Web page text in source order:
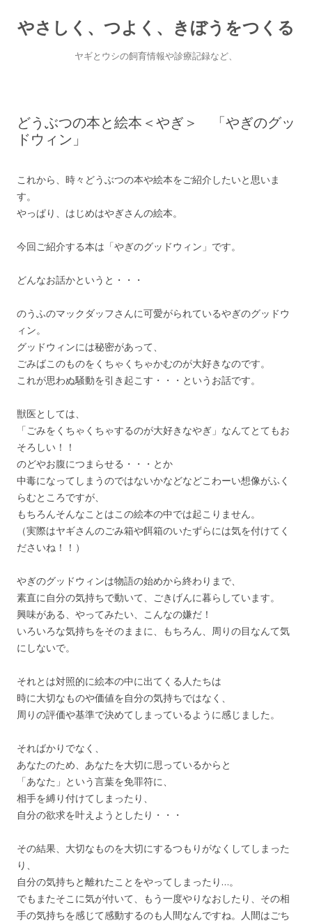
やさしく、つよく、きぼうをつくる
ヤギとウシの飼育情報や診療記録など、
どうぶつの本と絵本＜やぎ＞ 「やぎのグッ
ドウィン」
これから、時々どうぶつの本や絵本をご紹介したいと思いま
す。
やっぱり、はじめはやぎさんの絵本。
今回ご紹介する本は「やぎのグッドウィン」です。
どんなお話かというと・・・
のうふのマックダッフさんに可愛がられているやぎのグッドウ
ィン。
グッドウィンには秘密があって、
ごみばこのものをくちゃくちゃかむのが大好きなのです。
これが思わぬ騒動を引き起こす・・・というお話です。
獣医としては、
「ごみをくちゃくちゃするのが大好きなやぎ」なんてとてもお
そろしい！！
のどやお腹につまらせる・・・とか
中毒になってしまうのではないかなどなどこわーい想像がふく
らむところですが、
もちろんそんなことはこの絵本の中では起こりません。
（実際はヤギさんのごみ箱や餌箱のいたずらには気を付けてく
ださいね！！）
やぎのグッドウィンは物語の始めから終わりまで、
素直に自分の気持ちで動いて、ごきげんに暮らしています。
興味がある、やってみたい、こんなの嫌だ！
いろいろな気持ちをそのままに、もちろん、周りの目なんて気
にしないで。
それとは対照的に絵本の中に出てくる人たちは
時に大切なものや価値を自分の気持ちではなく、
周りの評価や基準で決めてしまっているように感じました。
そればかりでなく、
あなたのため、あなたを大切に思っているからと
「あなた」という言葉を免罪符に、
相手を縛り付けてしまったり、
自分の欲求を叶えようとしたり・・・
その結果、大切なものを大切にするつもりがなくしてしまった
り、
自分の気持ちと離れたことをやってしまったり…。
でもまたそこに気が付いて、もう一度やりなおしたり、その相
手の気持ちを感じて感動するのも人間なんですね。人間はごち